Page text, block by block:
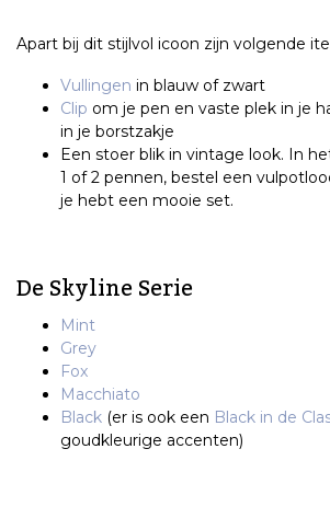
Apart bij dit stijlvol icoon zijn volgende
Vullingen in blauw of zwart
Clip om je pen en vaste plek in je
in je borstzakje
Een stoer blik in vintage look. In
1 of 2 pennen, bestel een
je hebt een mooie set.
De Skyline Serie
Mint
Grey
Fox
Macchiato
Black (er is ook een Black in de
goudkleurige accenten)